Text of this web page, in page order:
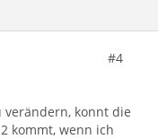
#4
konnt die
kommt, wenn ich